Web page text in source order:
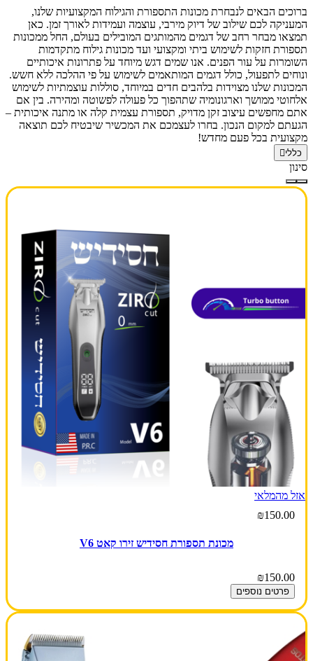
ברוכים הבאים לנבחרת מכונות התספורת והגילוח המקצועיות שלנו,
המעניקה לכם שילוב של דיוק מירבי, עוצמה ועמידות לאורך זמן. כאן
תמצאו מבחר רחב של דגמים מהמותגים המובילים בעולם, החל ממכונות
תספורת חזקות לשימוש ביתי ומקצועי ועד מכונות גילוח מתקדמות
השומרות על עור הפנים. אנו שמים דגש מיוחד על פתרונות איכותיים
ונוחים לתפעול, כולל דגמים המותאמים לשימוש על פי ההלכה ללא חשש.
המכונות שלנו מצוידות בלהבים חדים במיוחד, סוללות עוצמתיות לשימוש
אלחוטי ממושך וארגונומיה שתהפוך כל פעולה לפשוטה ומהירה. בין אם
אתם מחפשים עיצוב זקן מדויק, תספורת עצמית קלה או מתנה איכותית –
הגעתם למקום הנכון. בחרו לעצמכם את המכשיר שיבטיח לכם תוצאה
מקצועית בכל פעם מחדש!
כללי
סינון
אזל מהמלאי
₪150.00
מכונת תספורת חסידיש זירו קאט V6
₪150.00
פרטים נוספים